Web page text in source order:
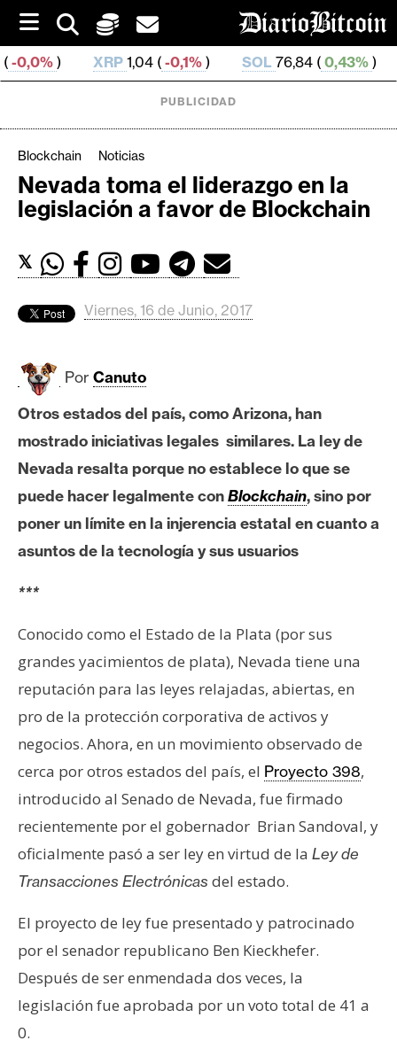
i
p
t
o
XRP1,04 ( -0,1%) SOL76,84 ( 0,43%) TRX0,329
C
r
p
o
r
a
d
o
s
B
o
i
n
E
t
e
r
e
u
I
A
PUBLICIDAD
Blockchain Noticias
Nevada toma el liderazgo en la
legislación a favor de Blockchain
𝕏
Viernes, 16 de Junio, 2017
Por Canuto
Otros estados del país, como Arizona, han
mostrado iniciativas legales similares. La ley de
Nevada resalta porque no establece lo que se
puede hacer legalmente conBlockchain, sino por
poner un límite en la injerencia estatal en cuanto a
asuntos de la tecnología y sus usuarios
***
Conocido como el Estado de la Plata (por sus
grandes yacimientos de plata), Nevada tiene una
reputación para las leyes relajadas, abiertas, en
pro de la protección corporativa de activos y
negocios. Ahora, en un movimiento observado de
cerca por otros estados del país, el Proyecto 398,
introducido al Senado de Nevada, fue firmado
recientemente por el gobernador Brian Sandoval, y
oficialmente pasó a ser ley en virtud de la Ley de
Transacciones Electrónicas del estado.
El proyecto de ley fue presentado y patrocinado
por el senador republicano Ben Kieckhefer.
Después de ser enmendada dos veces, la
legislación fue aprobada por un voto total de 41 a
0.